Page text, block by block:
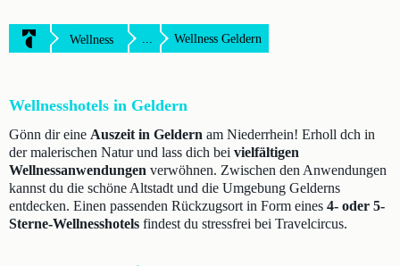
Wellness ... Wellness Geldern
Wellnesshotels in Geldern
Gönn dir eine Auszeit in Geldern am Niederrhein! Erholl dch in
der malerischen Natur und lass dich bei vielfältigen
Wellnessanwendungen verwöhnen. Zwischen den Anwendungen
kannst du die schöne Altstadt und die Umgebung Gelderns
entdecken. Einen passenden Rückzugsort in Form eines 4- oder 5-
Sterne-Wellnesshotels findest du stressfrei bei Travelcircus.